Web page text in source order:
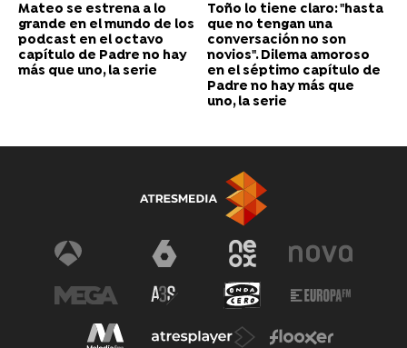
Mateo se estrena a lo
grande en el mundo de los
podcast en el octavo
capítulo de Padre no hay
más que uno, la serie
Toño lo tiene claro: "hasta
que no tengan una
conversación no son
novios". Dilema amoroso
en el séptimo capítulo de
Padre no hay más que
uno, la serie